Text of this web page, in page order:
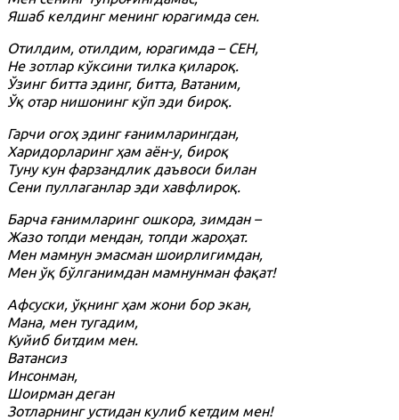
Яшаб келдинг менинг юрагимда сен.
Отилдим, отилдим, юрагимда – СЕН,
Не зотлар кўксини тилка қилароқ.
Ўзинг битта эдинг, битта, Ватаним,
Ўқ отар нишонинг кўп эди бироқ.
Гарчи огоҳ эдинг ғанимларингдан,
Харидорларинг ҳам аён-у, бироқ
Туну кун фарзандлик даъвоси билан
Сени пуллаганлар эди хавфлироқ.
Барча ғанимларинг ошкора, зимдан –
Жазо топди мендан, топди жароҳат.
Мен мамнун эмасман шоирлигимдан,
Мен ўқ бўлганимдан мамнунман фақат!
Афсуски, ўқнинг ҳам жони бор экан,
Мана, мен тугадим,
Куйиб битдим мен.
Ватансиз
Инсонман,
Шоирман деган
Зотларнинг устидан кулиб кетдим мен!